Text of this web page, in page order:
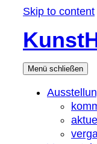
Skip to content
Menü schließen
aktuell